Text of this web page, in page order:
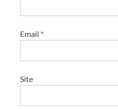
Email *
Site